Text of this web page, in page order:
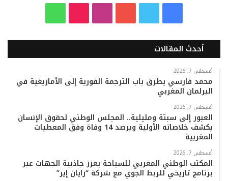
س
و
ك
ي
ت
ب
س
ت
ا
k
T
k
ت
س
ب
أحدث المقالات
أغسطس 7, 2026
محمد فارسي يطرق باب الترجمة الفورية إلى الأمازيغية في
البرلمان المغربي
أغسطس 7, 2026
العبور إلى سبتة ومليلية.. المجلس الوطني لحقوق الإنسان
يكشف خلاصاته الأولية ويرصد 14 وفاة وفق المعطيات
المغربية
أغسطس 7, 2026
المكتب الوطني المغربي للسياحة يعزز جاذبية الجهات عبر
برنامج تاريخي للربط الجوي مع شركة “رايان إير”